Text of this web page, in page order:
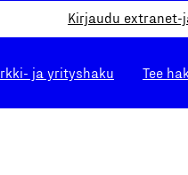
Kirjaudu extranet-
ja yrityshaku Tee